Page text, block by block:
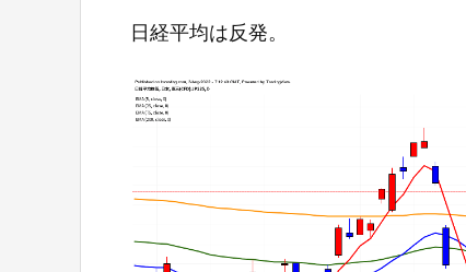
日経平均は反発。